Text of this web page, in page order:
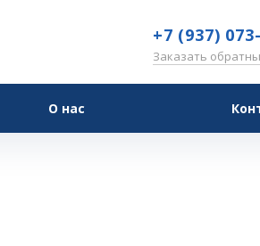
+7 (937)
Заказать
О нас